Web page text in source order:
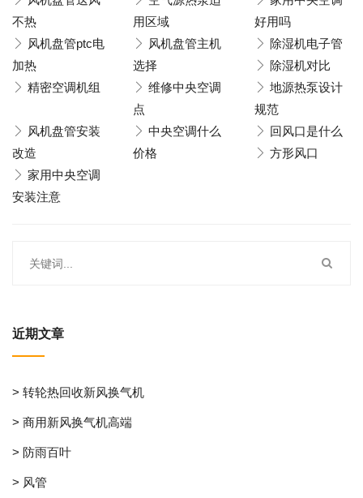
不热
用区域
好用吗
风机盘管ptc电
加热
风机盘管主机
选择
除湿机电子管
除湿机对比
精密空调机组
维修中央空调
点
地源热泵设计
规范
风机盘管安装
改造
中央空调什么
价格
回风口是什么
方形风口
家用中央空调
安装注意
近期文章
> 转轮热回收新风换气机
> 商用新风换气机高端
> 防雨百叶
> 风管